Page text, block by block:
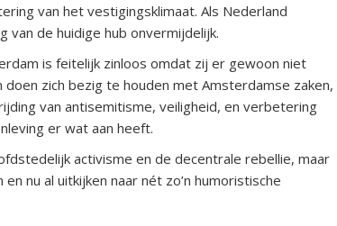
van het vestigingsklimaat. Als Nederland
van de huidige hub onvermijdelijk.
is feitelijk zinloos omdat zij er gewoon niet
zich bezig te houden met Amsterdamse zaken,
van antisemitisme, veiligheid, en verbetering
er wat aan heeft.
activisme en de decentrale rebellie, maar
nu al uitkijken naar nét zo’n humoristische